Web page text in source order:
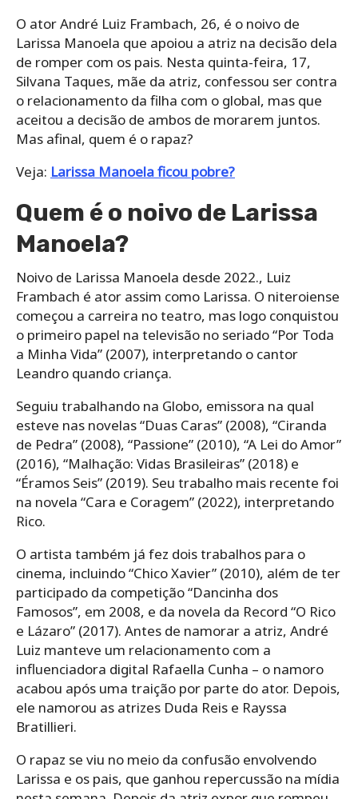
O ator André Luiz Frambach, 26, é o noivo de
Larissa Manoela que apoiou a atriz na decisão dela
de romper com os pais. Nesta quinta-feira, 17,
Silvana Taques, mãe da atriz, confessou ser contra
o relacionamento da filha com o global, mas que
aceitou a decisão de ambos de morarem juntos.
Mas afinal, quem é o rapaz?
Veja: Larissa Manoela ficou pobre?
Quem é o noivo de Larissa
Manoela?
Noivo de Larissa Manoela desde 2022., Luiz
Frambach é ator assim como Larissa. O niteroiense
começou a carreira no teatro, mas logo conquistou
o primeiro papel na televisão no seriado “Por Toda
a Minha Vida” (2007), interpretando o cantor
Leandro quando criança.
Seguiu trabalhando na Globo, emissora na qual
esteve nas novelas “Duas Caras” (2008), “Ciranda
de Pedra” (2008), “Passione” (2010), “A Lei do Amor”
(2016), “Malhação: Vidas Brasileiras” (2018) e
“Éramos Seis” (2019). Seu trabalho mais recente foi
na novela “Cara e Coragem” (2022), interpretando
Rico.
O artista também já fez dois trabalhos para o
cinema, incluindo “Chico Xavier” (2010), além de ter
participado da competição “Dancinha dos
Famosos”, em 2008, e da novela da Record “O Rico
e Lázaro” (2017). Antes de namorar a atriz, André
Luiz manteve um relacionamento com a
influenciadora digital Rafaella Cunha – o namoro
acabou após uma traição por parte do ator. Depois,
ele namorou as atrizes Duda Reis e Rayssa
Bratillieri.
O rapaz se viu no meio da confusão envolvendo
Larissa e os pais, que ganhou repercussão na mídia